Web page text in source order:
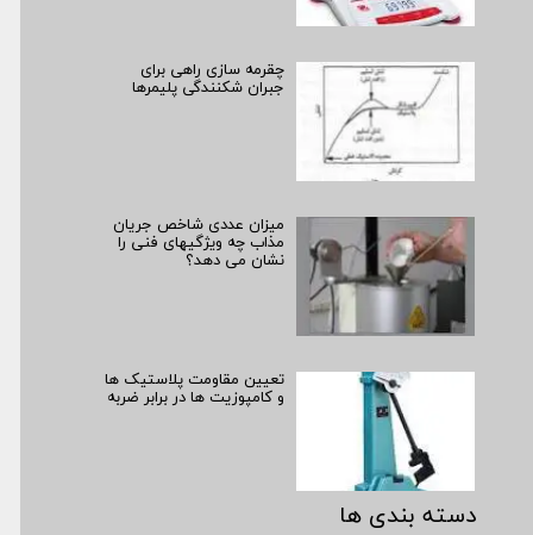
چقرمه سازی راهی برای
جبران شکنندگی پلیمرها
میزان عددی شاخص جریان
مذاب چه ویژگی­­های فنی را
نشان می­ دهد؟
تعیین مقاومت پلاستیک ها
و کامپوزیت ها در برابر ضربه
دسته بندی ها